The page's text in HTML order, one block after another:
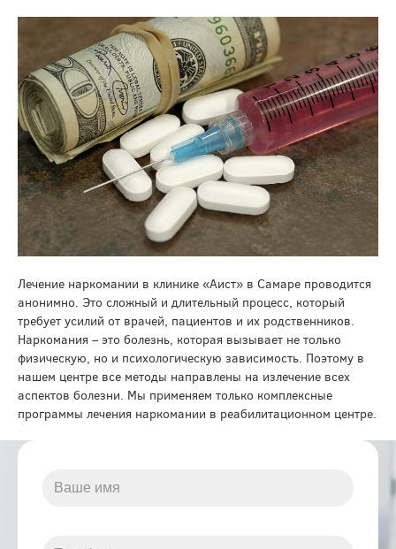
Лечение наркомании в клинике «Аист» в Самаре проводится
анонимно. Это сложный и длительный процесс, который
требует усилий от врачей, пациентов и их родственников.
Наркомания – это болезнь, которая вызывает не только
физическую, но и психологическую зависимость. Поэтому в
нашем центре все методы направлены на излечение всех
аспектов болезни. Мы применяем только комплексные
программы лечения наркомании в реабилитационном центре.